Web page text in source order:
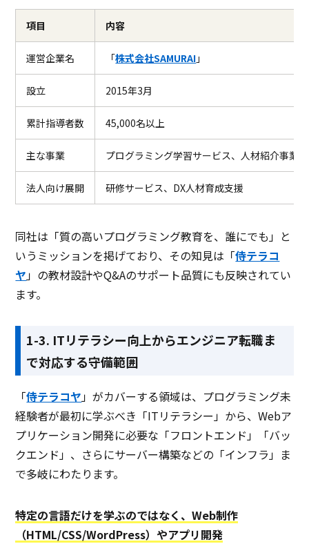
項目 内容
運営企業名 「株式会社SAMURAI 」
設立 2015年3月
累計指導者数 45,000名以上
主な事業 プログラミング学習サービス、人材紹介事業
法人向け展開 研修サービス、DX人材育成支援
同社は「質の高いプログラミング教育を、誰にでも」と
いうミッションを掲げており、その知見は「侍テラコ
ヤ」の教材設計やQ&Aのサポート品質にも反映されてい
ます。
1-3. ITリテラシー向上からエンジニア転職ま
で対応する守備範囲
「侍テラコヤ」がカバーする領域は、プログラミング未
経験者が最初に学ぶべき「ITリテラシー」から、Webア
プリケーション開発に必要な「フロントエンド」「バッ
クエンド」、さらにサーバー構築などの「インフラ」ま
で多岐にわたります。
特定の言語だけを学ぶのではなく、Web制作
（HTML/CSS/WordPress）やアプリ開発